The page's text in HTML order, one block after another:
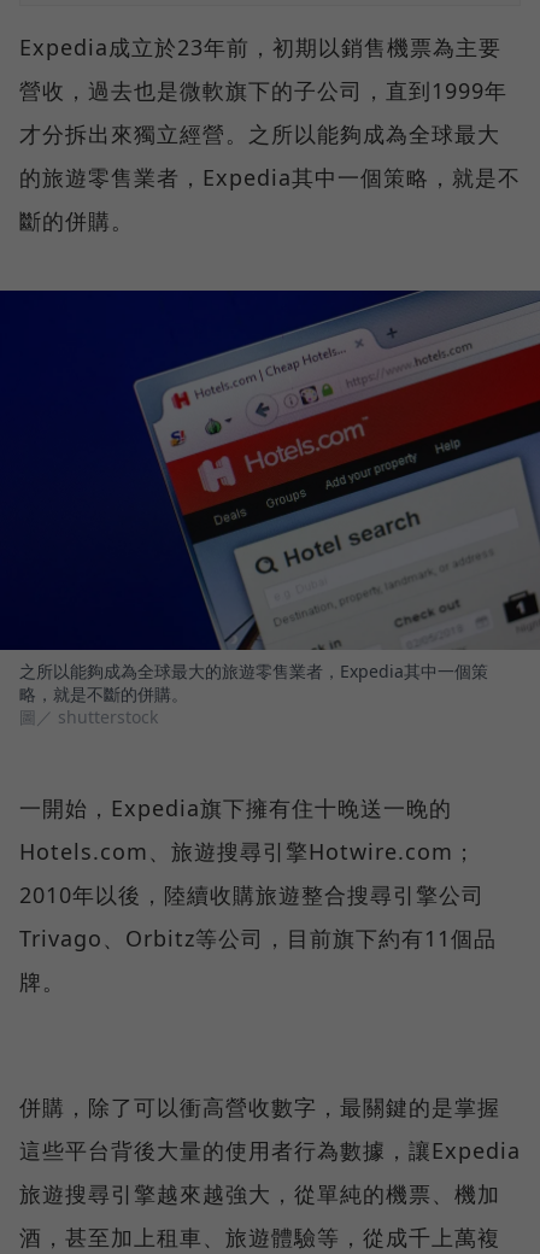
Expedia成立於23年前，初期以銷售機票為主要
營收，過去也是微軟旗下的子公司，直到1999年
才分拆出來獨立經營。之所以能夠成為全球最大
的旅遊零售業者，Expedia其中一個策略，就是不
斷的併購。
之所以能夠成為全球最大的旅遊零售業者，Expedia其中一個策
略，就是不斷的併購。
圖／ shutterstock
一開始，Expedia旗下擁有住十晚送一晚的
Hotels.com、旅遊搜尋引擎Hotwire.com；
2010年以後，陸續收購旅遊整合搜尋引擎公司
Trivago、Orbitz等公司，目前旗下約有11個品
牌。
併購，除了可以衝高營收數字，最關鍵的是掌握
這些平台背後大量的使用者行為數據，讓Expedia
旅遊搜尋引擎越來越強大，從單純的機票、機加
酒，甚至加上租車、旅遊體驗等，從成千上萬複